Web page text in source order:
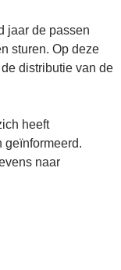
jaar de passen
sturen. Op deze
distributie van de
heeft
geïnformeerd.
naar